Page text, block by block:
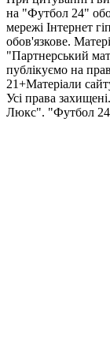
на "Футбол 24"
мережі Інтернет
обов'язкове.
"Партнерський
публікуємо на
21+Матеріали
Усi права
Люкс". "Футбол